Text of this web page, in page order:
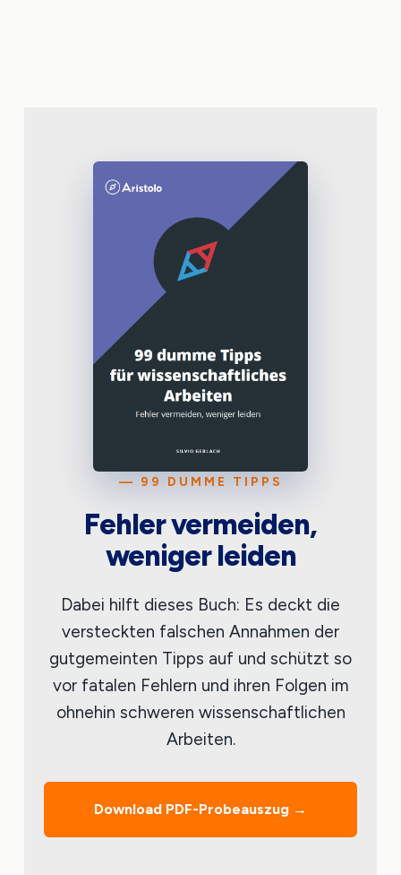
— 99 DUMME TIPPS
Fehler vermeiden,
weniger leiden
Dabei hilft dieses Buch: Es deckt die
versteckten falschen Annahmen der
gutgemeinten Tipps auf und schützt so
vor fatalen Fehlern und ihren Folgen im
ohnehin schweren wissenschaftlichen
Arbeiten.
Download PDF-Probeauszug →